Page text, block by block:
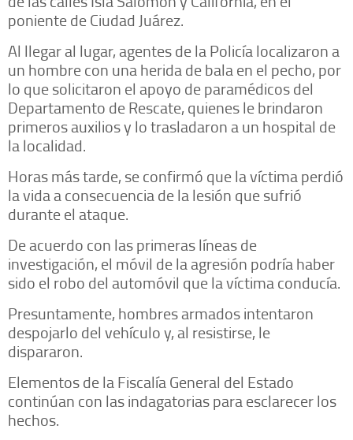
poniente de Ciudad Juárez.
Al llegar al lugar, agentes de la Policía localizaron a
un hombre con una herida de bala en el pecho, por
lo que solicitaron el apoyo de paramédicos del
Departamento de Rescate, quienes le brindaron
primeros auxilios y lo trasladaron a un hospital de
la localidad.
Horas más tarde, se confirmó que la víctima perdió
la vida a consecuencia de la lesión que sufrió
durante el ataque.
De acuerdo con las primeras líneas de
investigación, el móvil de la agresión podría haber
sido el robo del automóvil que la víctima conducía.
Presuntamente, hombres armados intentaron
despojarlo del vehículo y, al resistirse, le
dispararon.
Elementos de la Fiscalía General del Estado
continúan con las indagatorias para esclarecer los
hechos.